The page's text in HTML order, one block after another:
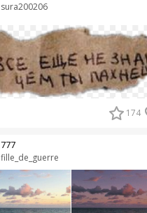
sura200206
174
fille_de_guerre
777